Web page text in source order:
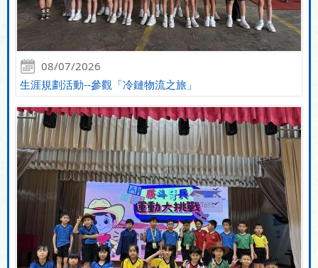
08/07/2026
生涯規劃活動--參觀「冷鏈物流之旅」